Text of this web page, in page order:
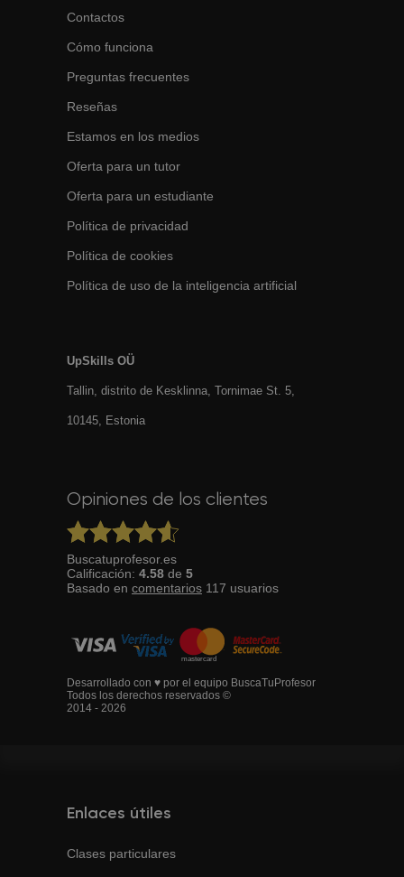
Contactos
Cómo funciona
Preguntas frecuentes
Reseñas
Estamos en los medios
Oferta para un tutor
Oferta para un estudiante
Política de privacidad
Política de cookies
Política de uso de la inteligencia artificial
UpSkills OÜ
Tallin, distrito de Kesklinna, Tornimаe St. 5,
10145, Estonia
Opiniones de los clientes
Buscatuprofesor.es
Calificación: 4.58 de 5
Basado en comentarios 117 usuarios
Desarrollado con ♥ por el equipo BuscaTuProfesor
Todos los derechos reservados ©
2014 - 2026
Enlaces útiles
Clases particulares